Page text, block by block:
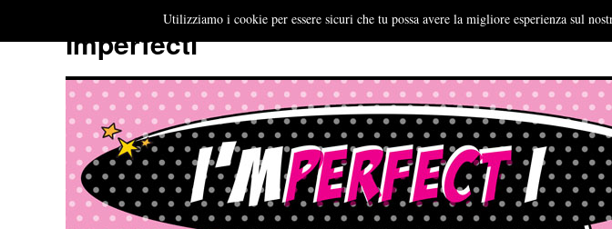
Imperfecti
Utilizziamo i cookie per essere sicuri che tu possa avere la migliore esperienza sul